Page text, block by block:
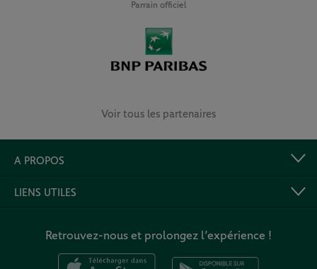
Parrain officiel
Voir tous les partenaires
A PROPOS
LIENS UTILES
Retrouvez-nous et prolongez l’expérience !